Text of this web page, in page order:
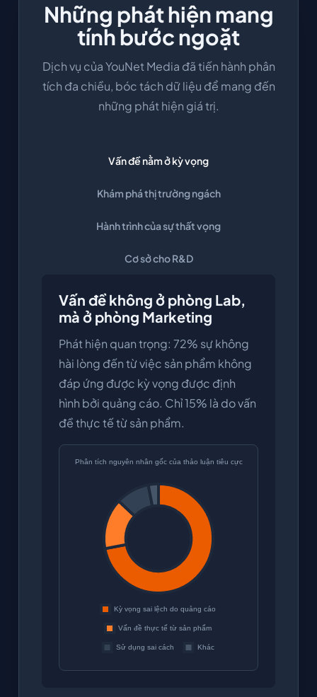
Những phát hiện mang
tính bước ngoặt
Dịch vụ của YouNet Media đã tiến hành phân
tích đa chiều, bóc tách dữ liệu để mang đến
những phát hiện giá trị.
Vấn đề nằm ở kỳ vọng
Khám phá thị trường ngách
Hành trình của sự thất vọng
Cơ sở cho R&D
Vấn đề không ở phòng Lab,
mà ở phòng Marketing
Phát hiện quan trọng: 72% sự không
hài lòng đến từ việc sản phẩm không
đáp ứng được kỳ vọng được định
hình bởi quảng cáo. Chỉ 15% là do vấn
đề thực tế từ sản phẩm.